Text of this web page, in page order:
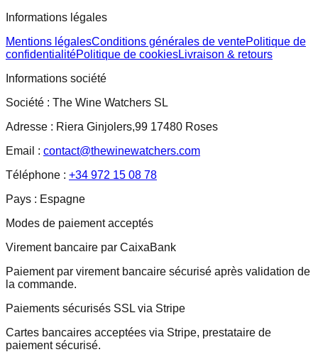
Informations légales
Mentions légalesConditions générales de ventePolitique de
confidentialitéPolitique de cookiesLivraison & retours
Informations société
Société : The Wine Watchers SL
Adresse : Riera Ginjolers,99 17480 Roses
Email : contact@thewinewatchers.com
Téléphone : +34 972 15 08 78
Pays : Espagne
Modes de paiement acceptés
Virement bancaire par CaixaBank
Paiement par virement bancaire sécurisé après validation de
la commande.
Paiements sécurisés SSL via Stripe
Cartes bancaires acceptées via Stripe, prestataire de
paiement sécurisé.